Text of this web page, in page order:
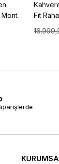
Mont
Fit